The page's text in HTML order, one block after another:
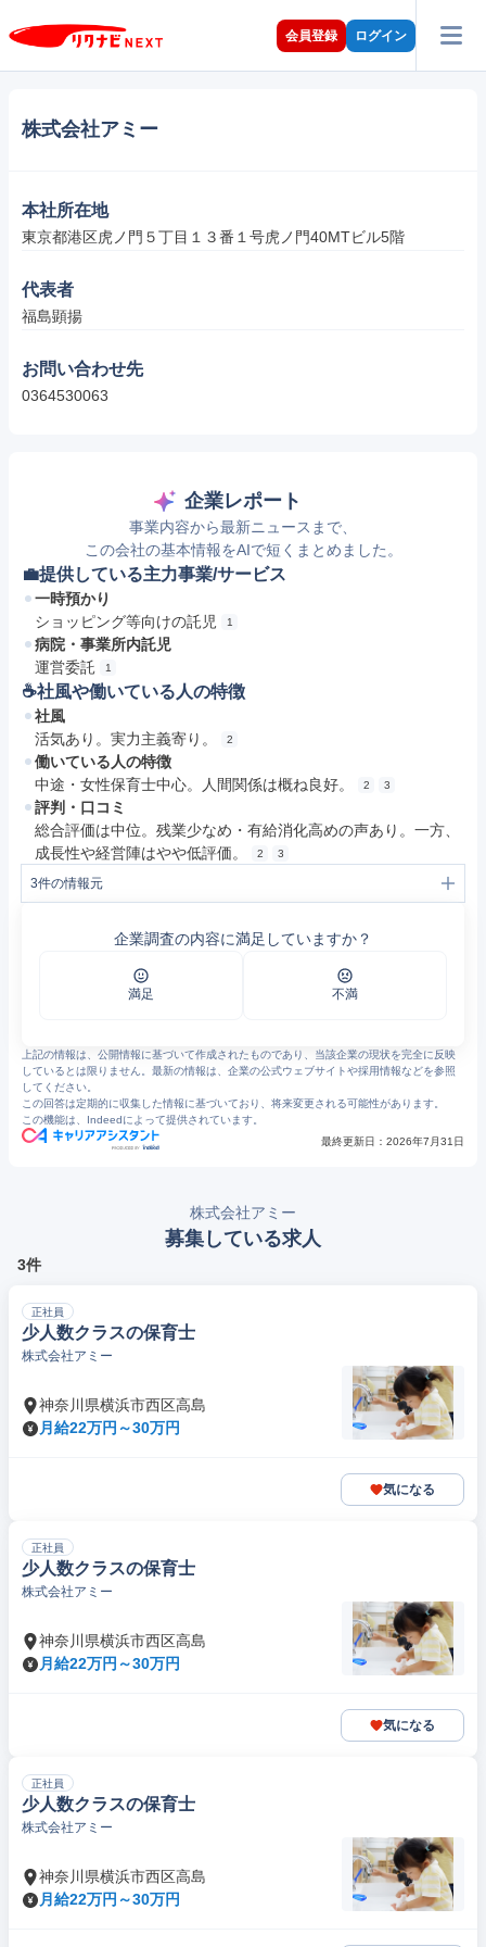
会員登録 ログイン
株式会社アミー
本社所在地
東京都港区虎ノ門５丁目１３番１号虎ノ門40MTビル5階
代表者
福島顕揚
お問い合わせ先
0364530063
企業レポート
事業内容から最新ニュースまで、
この会社の基本情報をAIで短くまとめました。
💼提供している主力事業/サービス
一時預かり
ショッピング等向けの託児
1
病院・事業所内託児
運営委託
1
☕️社風や働いている人の特徴
社風
活気あり。実力主義寄り。
2
働いている人の特徴
中途・女性保育士中心。人間関係は概ね良好。
2 3
評判・口コミ
総合評価は中位。残業少なめ・有給消化高めの声あり。一方、
成長性や経営陣はやや低評価。
2 3
3件の情報元
https://jobtalk.jp/companies/2186445
企業調査の内容に満足していますか？
満足 不満
上記の情報は、公開情報に基づいて作成されたものであり、当該企業の現状を完全に反映
しているとは限りません。最新の情報は、企業の公式ウェブサイトや採用情報などを参照
してください。
この回答は定期的に収集した情報に基づいており、将来変更される可能性があります。
この機能は、Indeedによって提供されています。
最終更新日： 2026年7月31日
株式会社アミー
募集している求人
3件
正社員
少人数クラスの保育士
株式会社アミー
神奈川県横浜市西区高島
月給22万円～30万円
気になる
正社員
少人数クラスの保育士
株式会社アミー
神奈川県横浜市西区高島
月給22万円～30万円
気になる
正社員
少人数クラスの保育士
株式会社アミー
神奈川県横浜市西区高島
月給22万円～30万円